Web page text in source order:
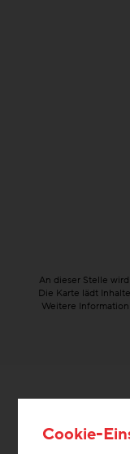
An dieser Stelle
Die Karte lädt
Weitere
Cookie-